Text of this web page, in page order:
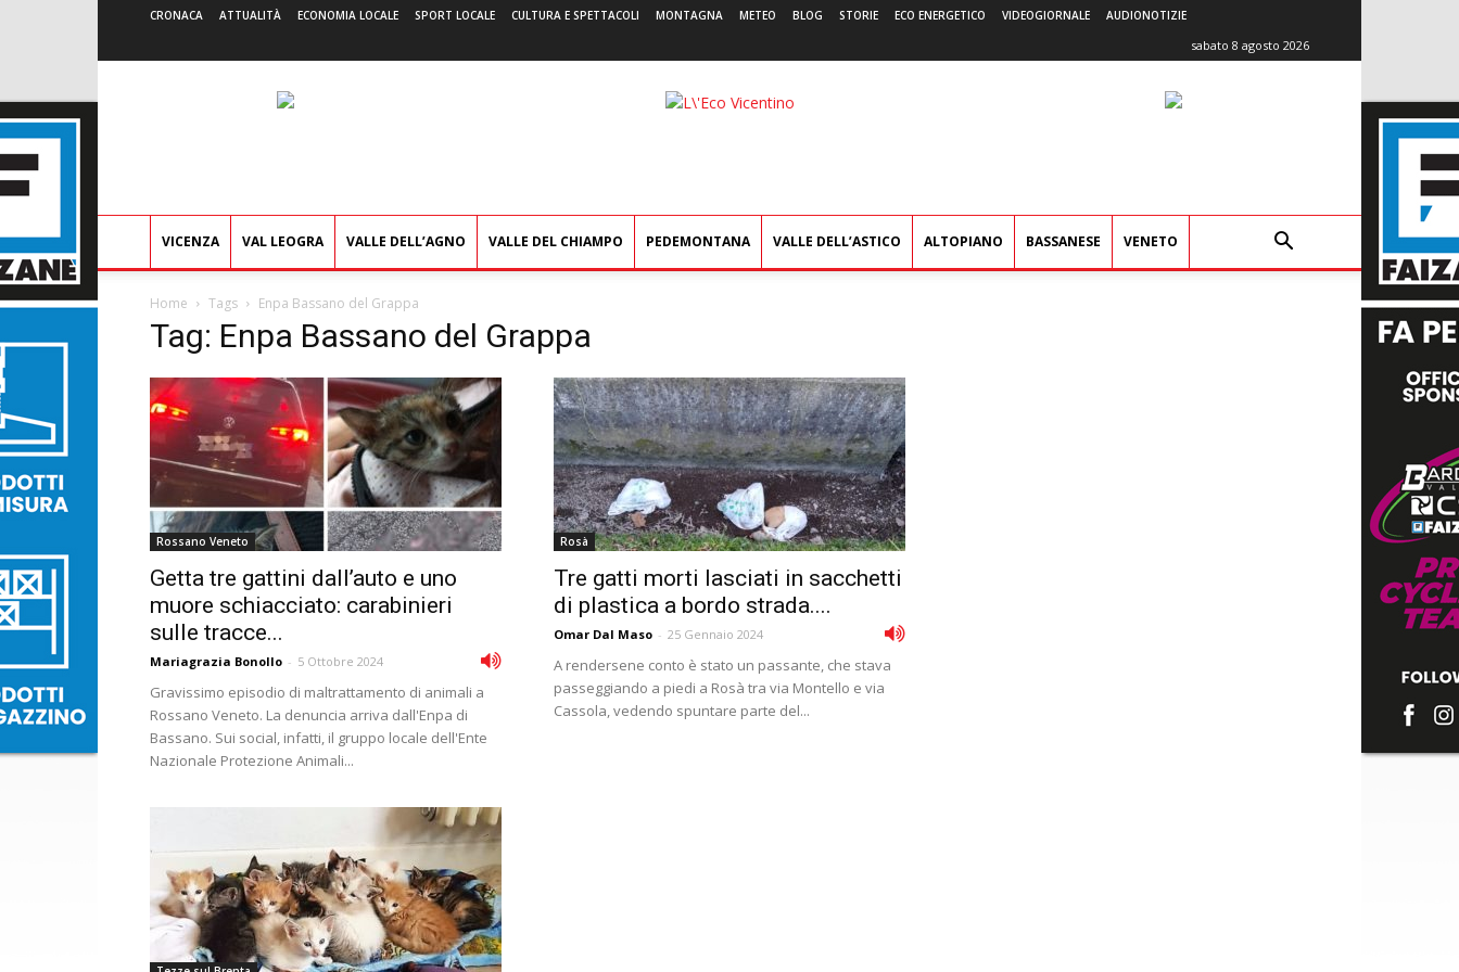
CRONACA ATTUALITÀ ECONOMIA LOCALE SPORT LOCALE CULTURA E SPETTACOLI MONTAGNA METEO BLOG STORIE ECO ENERGETICO VIDEOGIORNALE AUDIONOTIZIE
sabato 8 agosto 2026
L'Eco
VICENZA VAL LEOGRA VALLE DELL’AGNO VALLE DEL CHIAMPO PEDEMONTANA VALLE DELL’ASTICO ALTOPIANO BASSANESE VENETO
Home Tags Enpa Bassano del Grappa
Tag: Enpa Bassano del Grappa
Rossano Veneto
Getta tre gattini dall’auto e uno
muore schiacciato: carabinieri
sulle tracce...
Mariagrazia Bonollo - 5 Ottobre 2024
Gravissimo episodio di maltrattamento di animali a
Rossano Veneto. La denuncia arriva dall'Enpa di
Bassano. Sui social, infatti, il gruppo locale dell'Ente
Nazionale Protezione Animali...
Rosà
Tre gatti morti lasciati in sacchetti
di plastica a bordo strada....
Omar Dal Maso - 25 Gennaio 2024
A rendersene conto è stato un passante, che stava
passeggiando a piedi a Rosà tra via Montello e via
Cassola, vedendo spuntare parte del...